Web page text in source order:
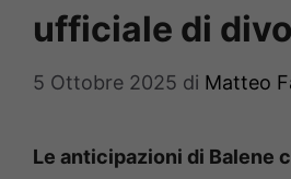
ufficiale di
5 Ottobre 2025 di Matteo
Le anticipazioni di Balene